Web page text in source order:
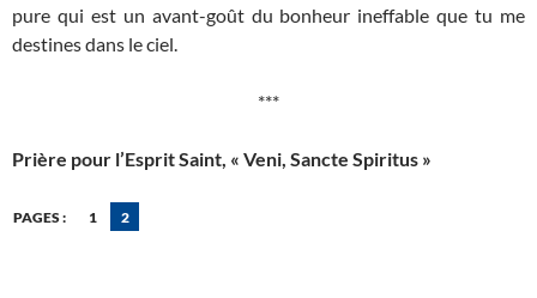
pure qui est un avant-goût du bonheur ineffable que tu me
destines dans le ciel.
***
Prière pour l’Esprit Saint, « Veni, Sancte Spiritus »
PAGES : 1 2